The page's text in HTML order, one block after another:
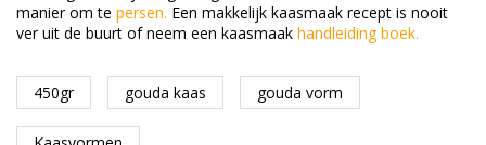
manier om te persen. Een makkelijk kaasmaak recept is nooit
ver uit de buurt of neem een kaasmaak handleiding boek.
450gr gouda kaas gouda vorm